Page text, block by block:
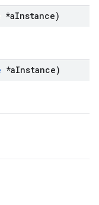
*aInstance)
*aInstance)